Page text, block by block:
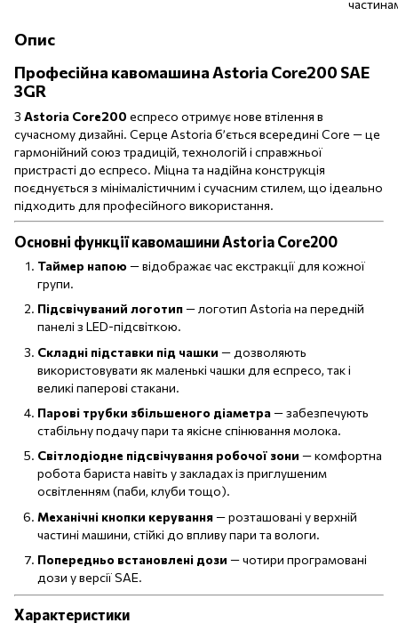
Опис
Професійна кавомашинаAstoria Core200 SAE
3GR
З Astoria Core200 еспресо отримує нове втілення в
сучасному дизайні. Серце Astoria б’ється всередині Core — це
гармонійний союз традицій, технологій і справжньої
пристрасті до еспресо. Міцна та надійна конструкція
поєднується з мінімалістичним і сучасним стилем, що ідеально
підходить для професійного використання.
Основні функції кавомашини Astoria Core200
Таймер напою — відображає час екстракції для кожної
групи.
Підсвічуваний логотип— логотип Astoria на передній
панелі з LED-підсвіткою.
Складні підставки під чашки — дозволяють
використовувати як маленькі чашки для еспресо, так і
великі паперові стакани.
Парові трубки збільшеного діаметра— забезпечують
стабільну подачу пари та якісне спінювання молока.
Світлодіодне підсвічування робочої зони — комфортна
робота бариста навіть у закладах із приглушеним
освітленням (паби, клуби тощо).
Механічні кнопки керування— розташовані у верхній
частині машини, стійкі до впливу пари та вологи.
Попередньо встановлені дози — чотири програмовані
дози у версії SAE.
Характеристики